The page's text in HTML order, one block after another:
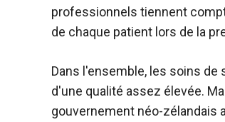
professionnels tiennent
de chaque patient lors de la
Dans l'ensemble, les soins
d'une qualité assez élevée.
gouvernement néo-zélandais